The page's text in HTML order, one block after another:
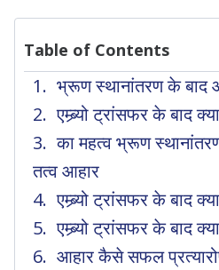
Table of Contents
भ्रूण स्थानांतरण के बाद
एम्ब्र्यो ट्रांसफर के बाद
का महत्व भ्रूण
तत्व आहार
एम्ब्र्यो ट्रांसफर के बाद
एम्ब्र्यो ट्रांसफर के बाद
आहार कैसे सफल